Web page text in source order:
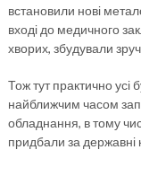
встановили нові
вході до медичного
хворих, збудували
Тож тут практично усі
найближчим часом
обладнання, в тому
придбали за державні